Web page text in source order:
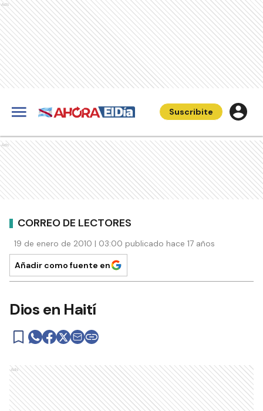
Ads
Suscribite
Ads
CORREO DE LECTORES
19 de enero de 2010 | 03:00 publicado hace 17 años
Añadir como fuente en
Dios en Haití
Ads